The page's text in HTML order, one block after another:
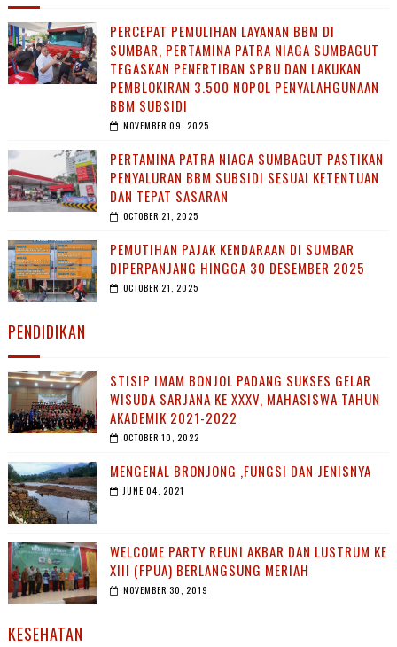
PERCEPAT PEMULIHAN LAYANAN BBM DI
SUMBAR, PERTAMINA PATRA NIAGA SUMBAGUT
TEGASKAN PENERTIBAN SPBU DAN LAKUKAN
PEMBLOKIRAN 3.500 NOPOL PENYALAHGUNAAN
BBM SUBSIDI
NOVEMBER 09, 2025
PERTAMINA PATRA NIAGA SUMBAGUT PASTIKAN
PENYALURAN BBM SUBSIDI SESUAI KETENTUAN
DAN TEPAT SASARAN
OCTOBER 21, 2025
PEMUTIHAN PAJAK KENDARAAN DI SUMBAR
DIPERPANJANG HINGGA 30 DESEMBER 2025
OCTOBER 21, 2025
PENDIDIKAN
STISIP IMAM BONJOL PADANG SUKSES GELAR
WISUDA SARJANA KE XXXV, MAHASISWA TAHUN
AKADEMIK 2021-2022
OCTOBER 10, 2022
MENGENAL BRONJONG ,FUNGSI DAN JENISNYA
JUNE 04, 2021
WELCOME PARTY REUNI AKBAR DAN LUSTRUM KE
XIII (FPUA) BERLANGSUNG MERIAH
NOVEMBER 30, 2019
KESEHATAN